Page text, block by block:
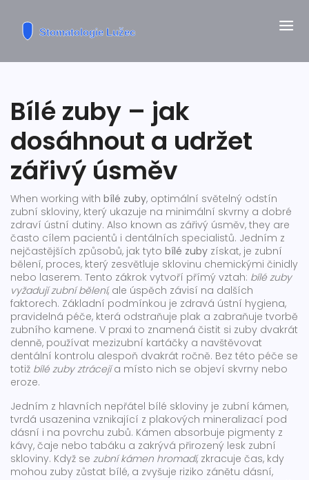
Bílé zuby – jak
dosáhnout a udržet
zářivý úsměv
When working with bílé zuby, optimální světelný odstín
zubní skloviny, který ukazuje na minimální skvrny a dobré
zdraví ústní dutiny. Also known as zářivý úsměv, they are
často cílem pacientů i dentálních specialistů. Jedním z
nejčastějších způsobů, jak tyto bílé zuby získat, je zubní
bělení, proces, který zesvětluje sklovinu chemickými činidly
nebo laserem. Tento zákrok vytvoří přímý vztah: bílé zuby
vyžadují zubní bělení, ale úspěch závisí na dalších
faktorech. Základní podmínkou je zdravá ústní hygiena,
pravidelná péče, která odstraňuje plak a zabraňuje tvorbě
zubního kamene. V praxi to znamená čistit si zuby dvakrát
denně, používat mezizubní kartáčky a navštěvovat
dentální kontrolu alespoň dvakrát ročně. Bez této péče se
totiž bílé zuby ztrácejía místo nich se objeví skvrny nebo
eroze.
Jedním z hlavních nepřátel bílé skloviny je zubní kámen,
tvrdá usazenina vznikající z plakových mineralizací pod
dásní i na povrchu zubů. Kámen absorbuje pigmenty z
kávy, čaje nebo tabáku a zakrývá přirozený lesk zubní
skloviny. Když se zubní kámen hromadí, zkracuje čas, kdy
mohou zuby zůstat bílé, a zvyšuje riziko zánětu dásní,